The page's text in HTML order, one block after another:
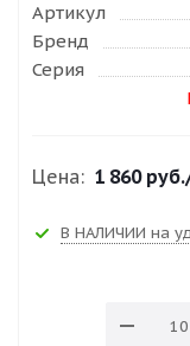
Артикул
Бренд
Серия
Цена: 1 860 руб.
В НАЛИЧИИ на